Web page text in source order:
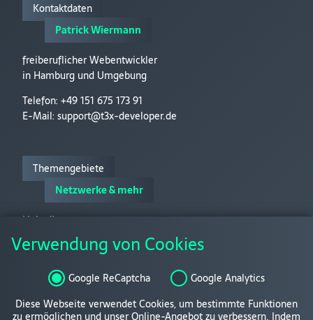
Kontaktdaten
Patrick Wiermann
freiberuflicher Webentwickler
in Hamburg und Umgebung
Telefon: +49 151 675 173 91
E-Mail: support@t3x-developer.de
Themengebiete
Netzwerke & mehr
LinkedIn
Xing
Interne Links
Verwendung von Cookies
Google ReCaptcha
Google Analytics
Diese Webseite verwendet Cookies, um bestimmte Funktionen
zu ermöglichen und unser Online-Angebot zu verbessern. Indem